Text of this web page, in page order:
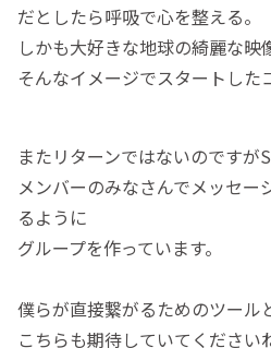
だとしたら呼吸で心を整える。
しかも大好きな地球の綺麗な映
そんなイメージでスタートした
またリターンではないのですが
メンバーのみなさんでメッセー
るように
グループを作っています。
僕らが直接繋がるためのツール
こちらも期待していてください